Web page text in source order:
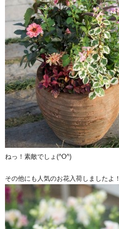
ねっ！素敵でしょ(^O^)
その他にも人気のお花入荷しましたよ！